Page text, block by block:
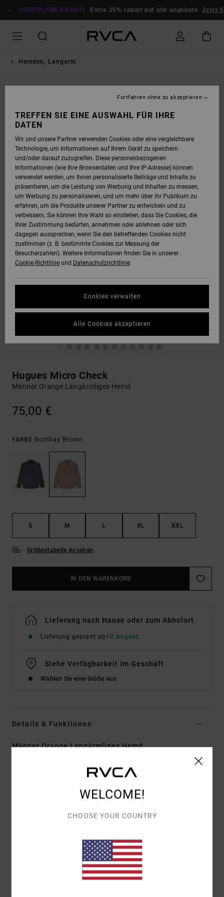
ZUR
DOPPELTER RABATT Extra 25% rabatt auf alle angebote Jetzt
Hemden, Langarm
Hugues Micro Check
Männer Orange Langärmliges Hemd
75,00 €
FARBE Bombay Brown
S M L XL XXL
Größentabelle Ansehen
IN DEN WARENKORB
Lieferung nach Hause oder zum Abholort
Lieferung geplant ab 10 August
Siehe Verfügbarkeit im Geschäft
Wählen Sie eine Größe aus
Details & Funktionen
Männer Orange Langärmliges Hemd
Regular Fit
Allover-Karoprint
2 Brusttaschen
Zusammensetzung[Hauptstoff] 100 % Baumwolle
WELCOME!
CHOOSE YOUR COUNTRY
TREFFEN SIE EINE AUSWAHL FÜR IHRE
DATEN
Wir und unsere Partner verwenden Cookies oder eine vergleichbare
Technologie, um Informationen auf Ihrem Gerät zu speichern
und/oder darauf zuzugreifen. Diese personenbezogenen
Informationen (wie Ihre Browserdaten und Ihre IP-Adresse) können
verwendet werden, um Ihnen personalisierte Beiträge und Inhalte zu
präsentieren, um die Leistung von Werbung und Inhalten zu messen,
um Werbung zu personalisieren, und um mehr über ihr Publikum zu
erfahren, um die Produkte unserer Partner zu entwickeln und zu
verbessern. Sie können Ihre Wahl so einstellen, dass Sie Cookies, die
Ihrer Zustimmung bedürfen, annehmen oder ablehnen oder sich
dagegen aussprechen, wenn Sie den betreffenden Cookies nicht
zustimmen (z. B. bestimmte Cookies zur Messung der
Besucherzahlen). Weitere Informationen finden Sie in unserer :
Cookie-Richtlinie und Datenschutzrichtlinie
Cookies verwalten
Fortfahren ohne zu akzeptieren
Alle Cookies akzeptieren